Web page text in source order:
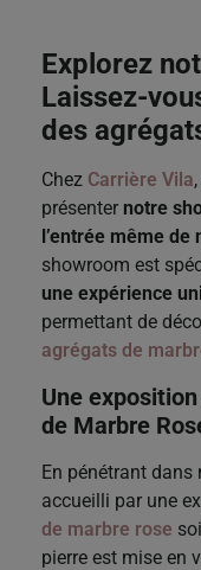
Explorez
Laissez-
des
Chez Carrière Vila
présenter notre
l’entrée même
showroom est
une expérience
permettant de
agrégats de
Une
de Marbre
En pénétrant dans
accueilli par une
de marbre rose
pierre est mise en